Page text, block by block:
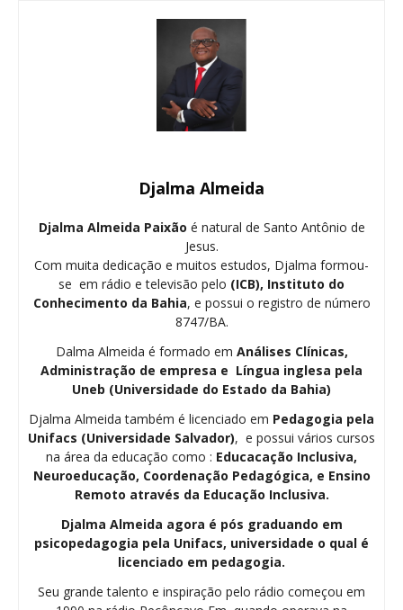
Djalma Almeida
Djalma Almeida Paixão é natural de Santo Antônio de
Jesus.
Com muita dedicação e muitos estudos, Djalma formou-
se em rádio e televisão pelo (ICB), Instituto do
Conhecimento da Bahia, e possui o registro de número
8747/BA.
Dalma Almeida é formado em Análises Clínicas,
Administração de empresa e Língua inglesa pela
Uneb (Universidade do Estado da Bahia)
Djalma Almeida também é licenciado em Pedagogia pela
Unifacs (Universidade Salvador), e possui vários cursos
na área da educação como : Educacação Inclusiva,
Neuroeducação, Coordenação Pedagógica, e Ensino
Remoto através da Educação Inclusiva.
Djalma Almeida agora é pós graduando em
psicopedagogia pela Unifacs, universidade o qual é
licenciado em pedagogia.
Seu grande talento e inspiração pelo rádio começou em